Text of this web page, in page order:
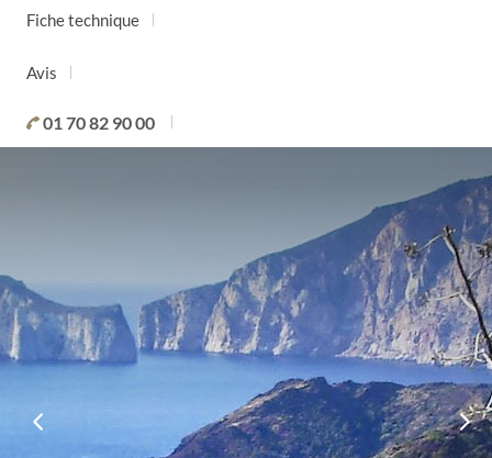
Fiche technique
Avis
01 70 82 90 00